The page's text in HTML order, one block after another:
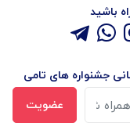
باشید
جشنواره های تامی
عضویت